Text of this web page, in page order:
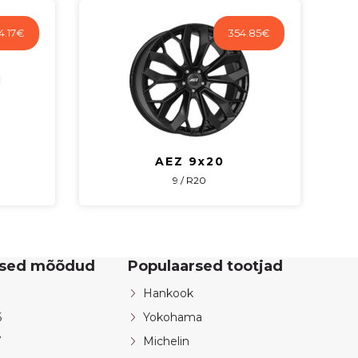
€ 354.85€
AEZ 9x20
9 / R20
mõõdud Populaarsed tootjad
Hankook
Yokohama
Michelin